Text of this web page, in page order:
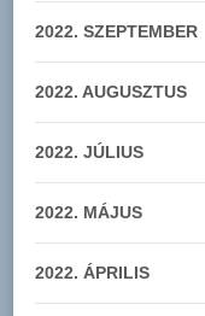
2022. SZEPTEMBER
2022. AUGUSZTUS
2022. JÚLIUS
2022. MÁJUS
2022. ÁPRILIS